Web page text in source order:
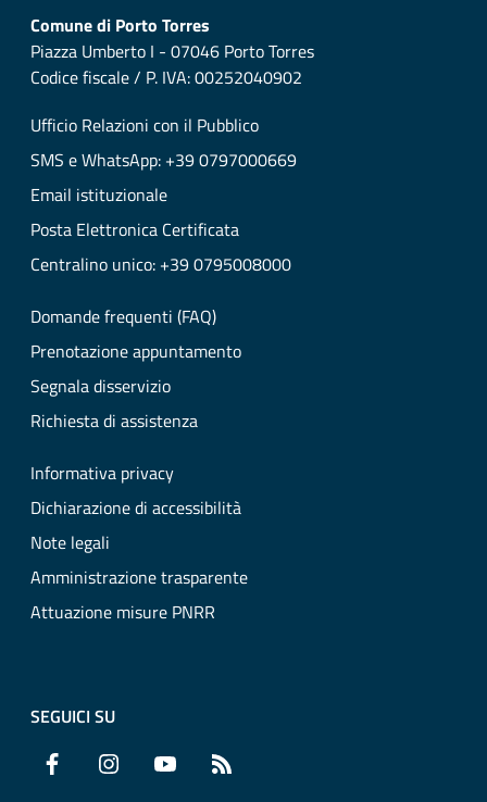
Comune di Porto Torres
Piazza Umberto I - 07046 Porto Torres
Codice fiscale / P. IVA: 00252040902
Ufficio Relazioni con il Pubblico
SMS e WhatsApp: +39 0797000669
Email istituzionale
Posta Elettronica Certificata
Centralino unico: +39 0795008000
Domande frequenti (FAQ)
Prenotazione appuntamento
Segnala disservizio
Richiesta di assistenza
Informativa privacy
Dichiarazione di accessibilità
Note legali
Amministrazione trasparente
Attuazione misure PNRR
SEGUICI SU
Facebook Instagram YouTube